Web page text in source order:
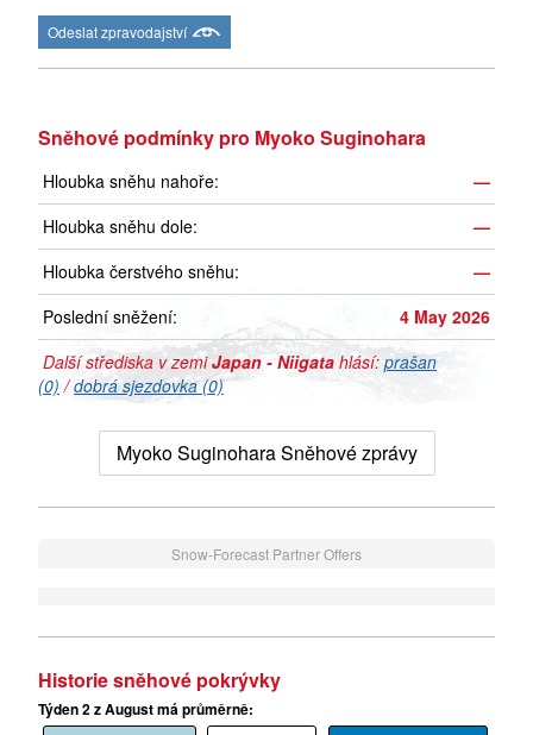
Odeslat zpravodajství
Sněhové podmínky pro Myoko Suginohara
Hloubka sněhu nahoře:
—
Hloubka sněhu dole:
—
Hloubka čerstvého sněhu:
—
Poslední sněžení:
4 May 2026
Další střediska v zemiJapan - Niigata hlásí: prašan
(0) /dobrá sjezdovka (0)
Myoko Suginohara Sněhové zprávy
Snow-Forecast Partner Offers
Historie sněhové pokrývky
Týden 2 z August má průměrně: